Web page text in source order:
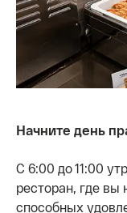
Начните день
С 6:00 до 11:00
ресторан, где вы
способных